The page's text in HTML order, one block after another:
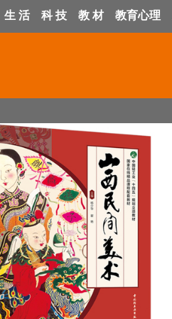
生 活 科 技 教 材 教育心理